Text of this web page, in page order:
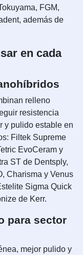
FGM,
además de
en cada
relleno
resistencia
y pulido estable en
Filtek Supreme
EvoCeram y
ST de Dentsply,
Charisma y Venus
Sigma Quick
de Kerr.
para sector
mejor pulido y